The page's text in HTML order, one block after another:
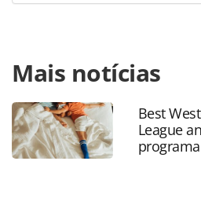
https://www.panrotas.com.br/
da-indigo-agora-podem-recusar-
homens_207753.html ou as
página. Todo o conteúdo
Editora é protegido pela
autoral. Não reproduza o
Mais notícias
Best
League